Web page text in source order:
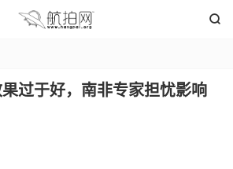

过于好，南非专家担忧影响